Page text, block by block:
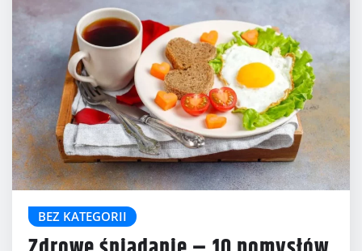
BEZ KATEGORII